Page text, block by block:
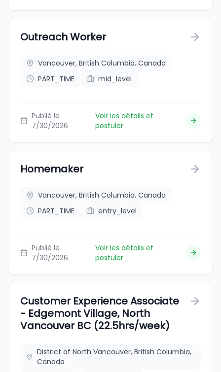
Outreach Worker
Vancouver, British Columbia, Canada
PART_TIME
mid_level
Publié le
7/30/2026
Voir les détails et
postuler
Homemaker
Vancouver, British Columbia, Canada
PART_TIME
entry_level
Publié le
7/30/2026
Voir les détails et
postuler
Customer Experience Associate
- Edgemont Village, North
Vancouver BC (22.5hrs/week)
District of North Vancouver, British Columbia,
Canada